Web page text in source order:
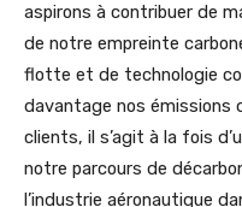
aspirons à contribuer de
de notre empreinte
flotte et de technologie
davantage nos émissions
clients, il s’agit à la fois
notre parcours de
l’industrie aéronautique